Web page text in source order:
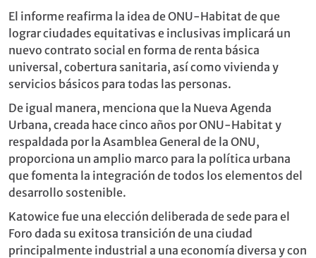
El informe reaﬁrma la idea de ONU-Habitat de que
lograr ciudades equitativas e inclusivas implicará un
nuevo contrato social en forma de renta básica
universal, cobertura sanitaria, así como vivienda y
servicios básicos para todas las personas.
De igual manera, menciona que la Nueva Agenda
Urbana, creada hace cinco años por ONU-Habitat y
respaldada por la Asamblea General de la ONU,
proporciona un amplio marco para la política urbana
que fomenta la integración de todos los elementos del
desarrollo sostenible.
Katowice fue una elección deliberada de sede para el
Foro dada su exitosa transición de una ciudad
principalmente industrial a una economía diversa y con